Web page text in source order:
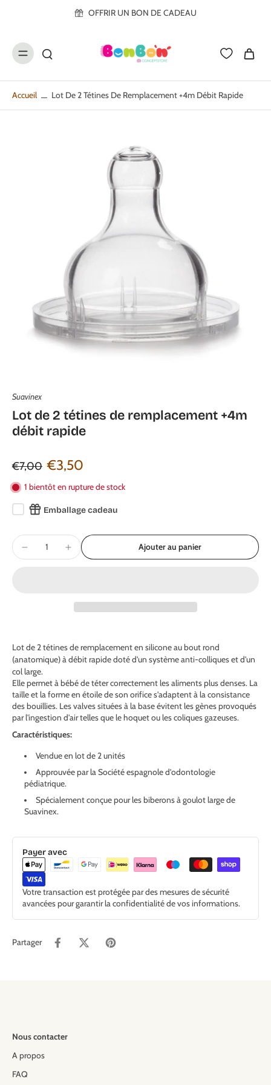
OFFRIR UN BON DE CADEAU
Accueil Lot De 2 Tétines De Remplacement +4m Débit Rapide
Suavinex
Lot de 2 tétines de remplacement +4m
débit rapide
€7,00 €3,50
1 bientôt en rupture de stock
Emballage cadeau
Ajouter au panier
Lot de 2 tétines de remplacement en silicone au bout rond
(anatomique) à débit rapide doté d'un système anti-colliques et d'un
col large.
Elle permet à bébé de téter correctement les aliments plus denses. La
taille et la forme en étoile de son orifice s'adaptent à la consistance
des bouillies. Les valves situées à la base évitent les gènes provoqués
par l'ingestion d'air telles que le hoquet ou les coliques gazeuses.
Caractéristiques:
Vendue en lot de 2 unités
Approuvée par la Société espagnole d’odontologie
pédiatrique.
Spécialement conçue pour les biberons à goulot large de
Suavinex.
Payer avec
Votre transaction est protégée par des mesures de sécurité
avancées pour garantir la confidentialité de vos informations.
Partager
Nous contacter
A propos
FAQ